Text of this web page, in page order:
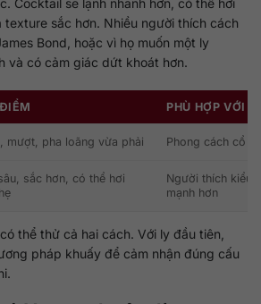
Cocktail sẽ lạnh nhanh hơn, có thể hơi
sắc hơn. Nhiều người thích cách
Bond, hoặc vì họ muốn một ly
và có cảm giác dứt khoát hơn.
PHÙ HỢP VỚI
mượt, pha loãng vừa phải Phong cách cổ
sắc hơn, có thể hơi
Người thích kiểu
mạnh hơn
thể thử cả hai cách. Với ly đầu tiên,
pháp khuấy để cảm nhận đúng cấu